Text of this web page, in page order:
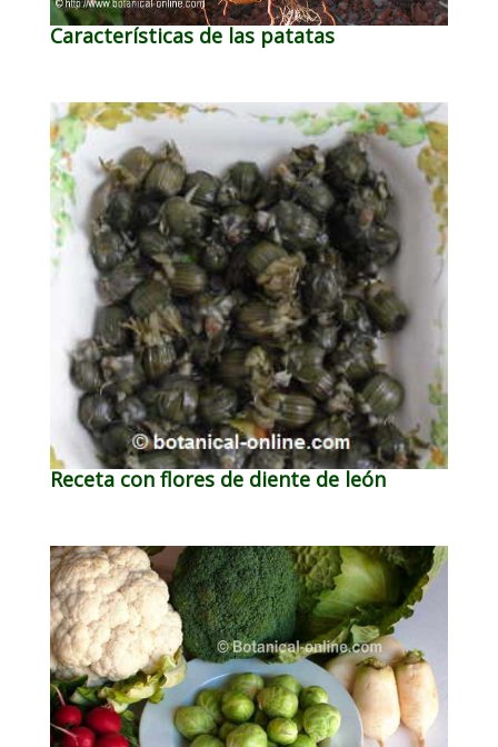
Características de las patatas
Receta con flores de diente de león